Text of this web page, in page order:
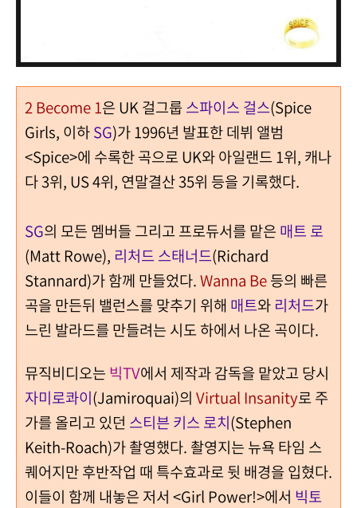
2 Become 1은 UK 걸그룹스파이스 걸스(Spice
Girls, 이하SG)가 1996년 발표한 데뷔 앨범
<Spice>에 수록한 곡으로 UK와 아일랜드 1위, 캐나
다 3위, US 4위, 연말결산 35위 등을 기록했다.
SG의 모든 멤버들 그리고 프로듀서를 맡은 매트 로
(Matt Rowe), 리처드 스태너드(Richard
Stannard)가 함께 만들었다.Wanna Be등의 빠른
곡을 만든뒤 밸런스를 맞추기 위해 매트와 리처드가
느린 발라드를 만들려는 시도 하에서 나온 곡이다.
뮤직비디오는 빅TV에서 제작과 감독을 맡았고 당시
자미로콰이(Jamiroquai)의 Virtual Insanity로 주
가를 올리고 있던 스티븐 키스 로치(Stephen
Keith-Roach)가 촬영했다. 촬영지는 뉴욕 타임 스
퀘어지만 후반작업 때 특수효과로 뒷 배경을 입혔다.
이들이 함께 내놓은 저서 <Girl Power!>에서 빅토